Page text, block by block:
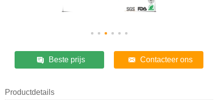
Beste prijs Contacteer ons
Productdetails